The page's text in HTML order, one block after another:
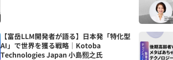
【富岳LLM開発者が語る】日本発「特化型
AI」で世界を獲る戦略｜Kotoba
Technologies Japan 小島熙之氏